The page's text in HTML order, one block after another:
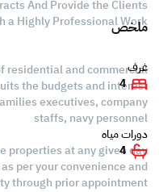
And Provide the Clients
a Highly Professional Work
residential and commercial
the budgets and interest
executives, company
staffs, navy personnel
properties at any given day
per your convenience and
through prior appointment
ملخص
غرف
4
دورات مياه
4